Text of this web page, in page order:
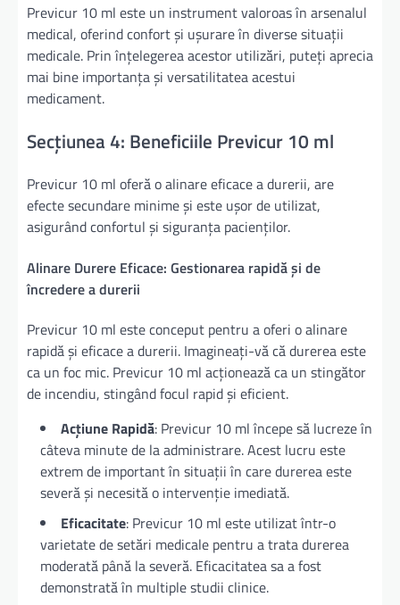
Previcur 10 ml este un instrument valoroas în arsenalul
medical, oferind confort și ușurare în diverse situații
medicale. Prin înțelegerea acestor utilizări, puteți aprecia
mai bine importanța și versatilitatea acestui
medicament.
Secțiunea 4: Beneficiile Previcur 10 ml
Previcur 10 ml oferă o alinare eficace a durerii, are
efecte secundare minime și este ușor de utilizat,
asigurând confortul și siguranța pacienților.
Alinare Durere Eficace: Gestionarea rapidă și de
încredere a durerii
Previcur 10 ml este conceput pentru a oferi o alinare
rapidă și eficace a durerii. Imagineați-vă că durerea este
ca un foc mic. Previcur 10 ml acționează ca un stingător
de incendiu, stingând focul rapid și eficient.
Acțiune Rapidă: Previcur 10 ml începe să lucreze în
câteva minute de la administrare. Acest lucru este
extrem de important în situații în care durerea este
severă și necesită o intervenție imediată.
Eficacitate: Previcur 10 ml este utilizat într-o
varietate de setări medicale pentru a trata durerea
moderată până la severă. Eficacitatea sa a fost
demonstrată în multiple studii clinice.